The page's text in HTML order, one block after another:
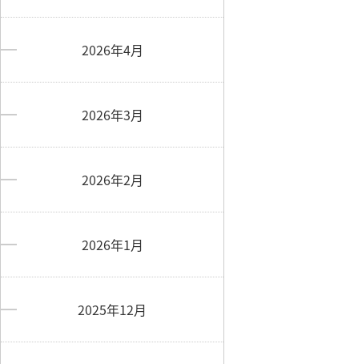
2026年4月
2026年3月
2026年2月
2026年1月
2025年12月